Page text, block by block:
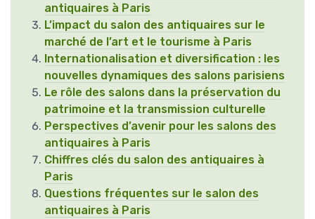
antiquaires à Paris
L’impact du salon des antiquaires sur le
marché de l’art et le tourisme à Paris
Internationalisation et diversification : les
nouvelles dynamiques des salons parisiens
Le rôle des salons dans la préservation du
patrimoine et la transmission culturelle
Perspectives d’avenir pour les salons des
antiquaires à Paris
Chiffres clés du salon des antiquaires à
Paris
Questions fréquentes sur le salon des
antiquaires à Paris